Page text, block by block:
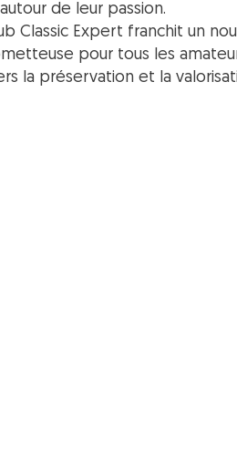
de leur passion.
Classic Expert franchit un
pour tous les
la préservation et la